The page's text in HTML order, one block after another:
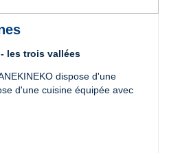
les trois vallées
dispose d'une
d'une cuisine équipée avec